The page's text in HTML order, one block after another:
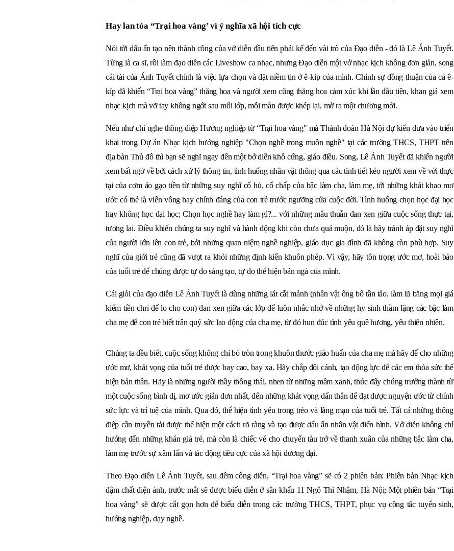
Hay lan tỏa “Trại hoa vàng’ vì ý nghĩa xã hội tích cực
Nói tới dấu ấn tạo nên thành công của vở diễn đầu tiên phải kể đến vài trò của Đạo diễn - đó là Lê Ánh Tuyết.
Từng là ca sĩ, rồi làm đạo diễn các Liveshow ca nhạc, nhưng Đạo diễn một vở nhạc kịch không đơn giản, song
cái tài của Ánh Tuyết chính là việc lựa chọn và đặt niềm tin ở ê-kíp của mình. Chính sự đồng thuận của cả ê-
kíp đã khiến “Trại hoa vàng” thăng hoa và người xem cũng thăng hoa cảm xúc khi lần đầu tiên, khan giả xem
nhạc kịch mà vỡ tay không ngớt sau mỗi lớp, mỗi màn được khép lại, mở ra một chương mới.
Nếu như chỉ nghe thông điệp Hướng nghiệp từ “Trại hoa vàng" mà Thành đoàn Hà Nội dự kiến đưa vào triển
khai trong Dự án Nhạc kịch hướng nghiệp "Chọn nghề trong muôn nghề" tại các trường THCS, THPT trên
địa bàn Thủ đô thì bạn sẽ nghĩ ngay đến một bở diễn khô cứng, giáo điều. Song, Lê Ánh Tuyết đã khiến người
xem bất ngờ về bởi cách xử lý thông tin, tình huống nhân vật thông qua các tình tiết kéo người xem về với thực
tại của cơm áo gạo tiền từ những suy nghĩ cổ hủ, cố chấp của bậc làm cha, làm mẹ, tới những khát khao mơ
ước có thẻ là viển vông hay chính đáng của con trẻ trước ngưỡng cửa cuộc đời. Tình huống chọn học đại học
hay không học đại học; Chọn học nghề hay làm gì?... với những mâu thuẫn đan xen giữa cuộc sống thực tại,
tương lai. Điều khiến chúng ta suy nghĩ và hành động khi còn chưa quá muộn, đó là hãy tránh áp đặt suy nghĩ
của người lớn lên con trẻ, bởi những quan niệm nghề nghiệp, giáo dục gia đình đã không còn phù hợp. Suy
nghĩ của giới trẻ cũng đã vượt ra khỏi những định kiến khuôn phép. Vì vậy, hãy tôn trọng ước mơ, hoài bảo
của tuổi trẻ để chúng được tự do sáng tạo, tự do thể hiện bản ngả của mình.
Cái giỏi của đạo diễn Lê Ánh Tuyết là dùng những lát cắt mảnh (nhân vật ông bố tần tảo, làm lũ bằng mọi giá
kiếm tiền chri để lo cho con) đan xen giữa các lớp để luôn nhắc nhớ về những hy sinh thầm lặng các bậc làm
cha mẹ để con trẻ biết trân quý sức lao động của cha mẹ, từ đó hun đúc tình yêu quê hương, yêu thiên nhiên.
Chúng ta đều biết, cuộc sống không chỉ bó tròn trong khuôn thước giáo huấn của cha mẹ mà hãy để cho những
ước mơ, khát vọng của tuổi trẻ được bay cao, bay xa. Hãy chắp đôi cánh, tạo động lực để các em thỏa sức thể
hiện bản thân. Hãy là những người thầy thông thái, nhen từ những mầm xanh, thúc đẩy chúng trưởng thành từ
một cuộc sống bình dị, mơ ước giản đơn nhất, đến những khát vọng dấn thân để đạt được nguyện ước từ chính
sức lực và trí tuệ của mình. Qua đó, thể hiện tình yêu trong trẻo và lãng mạn của tuổi trẻ. Tất cả những thông
điệp cần truyền tải được thể hiện một cách rõ ràng và tạo được dấu ấn nhân vật điển hình. Vở diễn không chỉ
hướng đến những khán giả trẻ, mà còn là chiếc vé cho chuyến tàu trở về thanh xuân của những bậc làm cha,
làm mẹ trước sự xâm lấn và tác động tiêu cực của xã hội đương đại.
Theo Đạo diễn Lê Ánh Tuyết, sau đêm công diễn, “Trại hoa vàng” sẽ có 2 phiên bản: Phiên bản Nhạc kịch
đậm chất điện ảnh, trước mắt sẽ được biểu diễn ở sân khấu 11 Ngô Thì Nhậm, Hà Nội; Một phiên bản “Trại
hoa vàng” sẽ được cắt gọn hơn để biểu diễn trong các trường THCS, THPT, phục vụ công tấc tuyển sinh,
hướng nghiệp, dạy nghề.